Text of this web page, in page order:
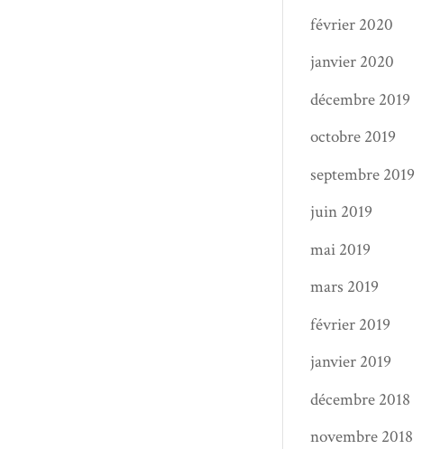
février 2020
janvier 2020
décembre 2019
octobre 2019
septembre 2019
juin 2019
mai 2019
mars 2019
février 2019
janvier 2019
décembre 2018
novembre 2018